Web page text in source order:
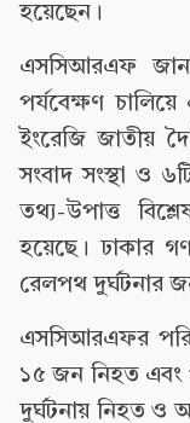
হয়েছেন।
এসসিআরএফ
পর্যবেক্ষণ
ইংরেজি জাতীয়
সংবাদ সংস্থা ও
তথ্য-উপাত্ত
হয়েছে। ঢাকার
রেলপথ দুর্ঘটনার
এসসিআরএফর
১৫ জন নিহত এবং
দুর্ঘটনায় নিহত ও